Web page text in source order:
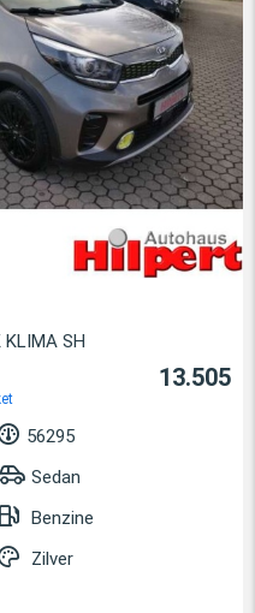
KLIMA SH
13.505
56295
Sedan
Benzine
Zilver